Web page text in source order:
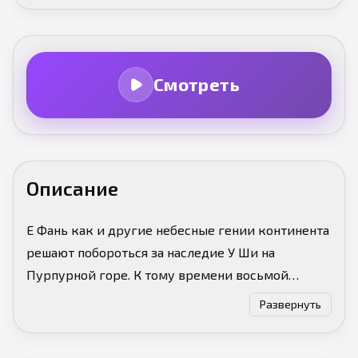
Смотреть
Описание
​Е Фань как и другие небесные гении континента
решают побороться за наследие У Ши на
Пурпурной горе. К тому времени восьмой
предок древнего рода Цзи выходит из
уединения и начинает управлять всем их кланом,
Развернуть